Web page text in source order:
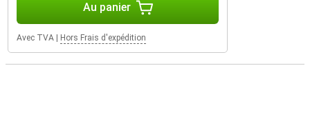
Au panier
Avec TVA Hors Frais d'expédition